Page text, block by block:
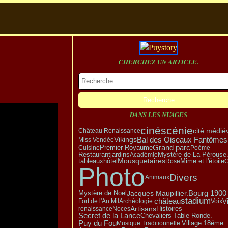
CHERCHEZ UN ARTICLE.
DANS LES NUAGES
Château Renaissancecinéscéniecité
Miss VendéeVikingsBal des Oiseaux Fantômes
Cuisine Premier RoyaumeGrand parcPoème
RestaurantjardinsAcadémie Mystère de La Pérouse.
tableaux hôtel MousquetairesRose Mime et l'étoile
PhotoAnimauxDivers
Mystère de Noël Jacques Maupillier. Bourg 1900
Fort de l'An Mil Archéologie.châteaustadiumVoix
renaissance NocesArtisansHistoires
Secret de la LanceChevaliers Table Ronde.
Puy du FouMusique Traditionnelle. Village 18éme